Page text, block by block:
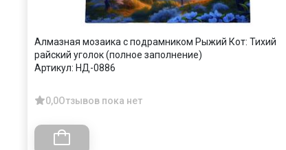
Алмазная мозаика с подрамником Рыжий Кот: Тихий
райский уголок (полное заполнение)
Артикул: НД-0886
0,0Отзывов пока нет